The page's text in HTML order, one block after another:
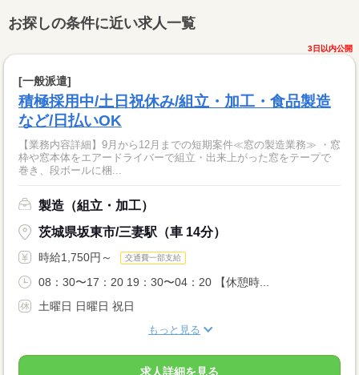
お探しの条件に近い求人一覧
3日以内公開
[一般派遣]
積極採用中/土日祝休み/組立・加工・食品製造
など/日払いOK
【業務内容詳細】9月から12月までの短期案件≪窓の製造業務≫ ・窓
枠や窓本体をエアードライバーで組立・出来上がった窓をテープで
巻き、段ボールに梱...
製造（組立・加工）
茨城県坂東市/三妻駅（車 14分）
時給1,750円～ 交通費一部支給
08：30〜17：20 19：30〜04：20 【休憩時...
土曜日 日曜日 祝日
もっと見る
求人詳細を見る